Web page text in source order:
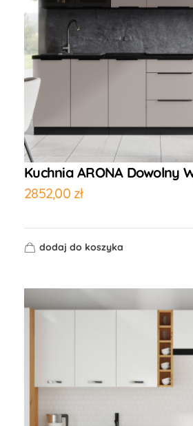
Kuchnia ARONA Dowolny
2852,00 zł
dodaj do koszyka